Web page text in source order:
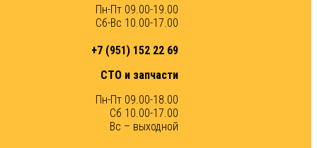
Пн-Пт 09.00-19.00
Сб-Вс 10.00-17.00
+7 (951) 152 22 69
СТО и запчасти
Пн-Пт 09.00-18.00
Сб 10.00-17.00
Вс – выходной